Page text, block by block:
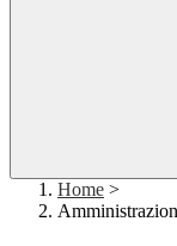
Home >